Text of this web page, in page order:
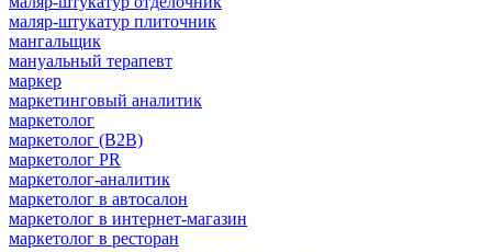
маляр-штукатур плиточник
мангальщик
мануальный терапевт
маркер
маркетинговый аналитик
маркетолог
маркетолог (B2B)
маркетолог PR
маркетолог-аналитик
маркетолог в автосалон
маркетолог в интернет-магазин
маркетолог в ресторан